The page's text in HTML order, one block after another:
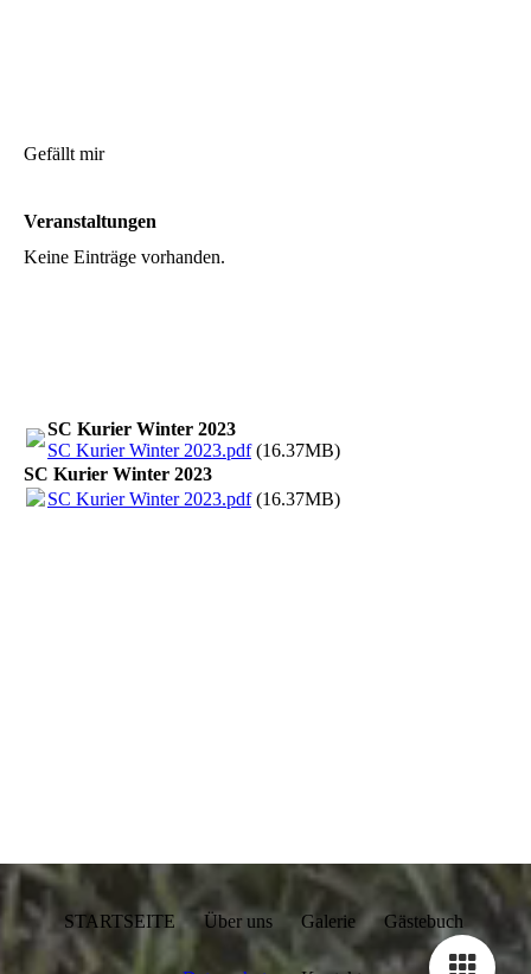
Gefällt mir
Veranstaltungen
Keine Einträge vorhanden.
SC Kurier Winter 2023
SC Kurier Winter 2023.pdf(16.37MB)
SC Kurier Winter 2023
SC Kurier Winter 2023.pdf(16.37MB)
STARTSEITE Über uns Galerie Gästebuch